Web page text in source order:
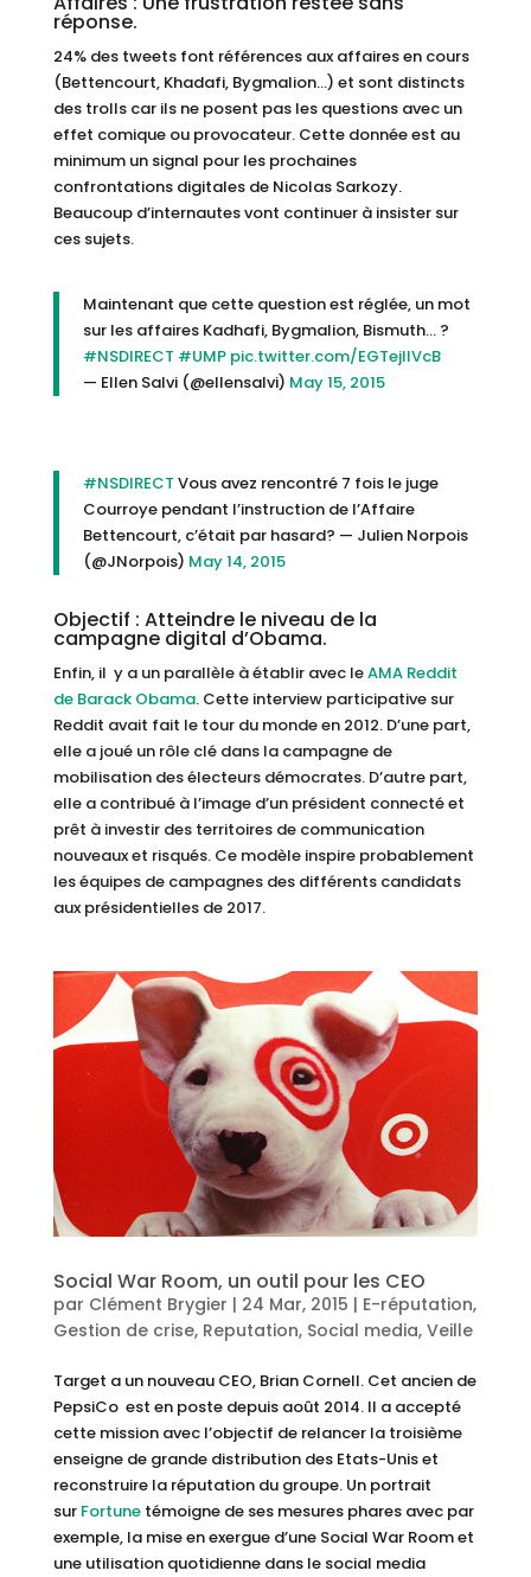
réponse.
24% des tweets font références aux affaires en cours
(Bettencourt, Khadafi, Bygmalion…) et sont distincts
des trolls car ils ne posent pas les questions avec un
effet comique ou provocateur. Cette donnée est au
minimum un signal pour les prochaines
confrontations digitales de Nicolas Sarkozy.
Beaucoup d’internautes vont continuer à insister sur
ces sujets.
Maintenant que cette question est réglée, un mot
sur les affaires Kadhafi, Bygmalion, Bismuth… ?
#NSDIRECT #UMP pic.twitter.com/EGTejIlVcB
— Ellen Salvi (@ellensalvi) May 15, 2015
#NSDIRECT Vous avez rencontré 7 fois le juge
Courroye pendant l’instruction de l’Affaire
Bettencourt, c’était par hasard? — Julien Norpois
(@JNorpois) May 14, 2015
Objectif : Atteindre le niveau de la
campagne digital d’Obama.
Enfin, il y a un parallèle à établir avec leAMA Reddit
de Barack Obama. Cette interview participative sur
Reddit avait fait le tour du monde en 2012. D’une part,
elle a joué un rôle clé dans la campagne de
mobilisation des électeurs démocrates. D’autre part,
elle a contribué à l’image d’un président connecté et
prêt à investir des territoires de communication
nouveaux et risqués. Ce modèle inspire probablement
les équipes de campagnes des différents candidats
aux présidentielles de 2017.
Social War Room, un outil pour les CEO
par Clément Brygier | 24 Mar, 2015 | E-réputation,
Gestion de crise, Reputation, Social media, Veille
Target a un nouveau CEO, Brian Cornell. Cet ancien de
PepsiCo est en poste depuis août 2014. Il a accepté
cette mission avec l’objectif de relancer la troisième
enseigne de grande distribution des Etats-Unis et
reconstruire la réputation du groupe. Un portrait
sur Fortunetémoigne de ses mesures phares avec par
exemple, la mise en exergue d’une Social War Room et
une utilisation quotidienne dans le social media